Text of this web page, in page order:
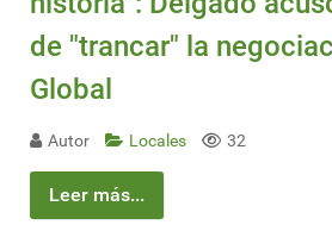
de "trancar" la
Global
Autor Locales 32
Leer más...